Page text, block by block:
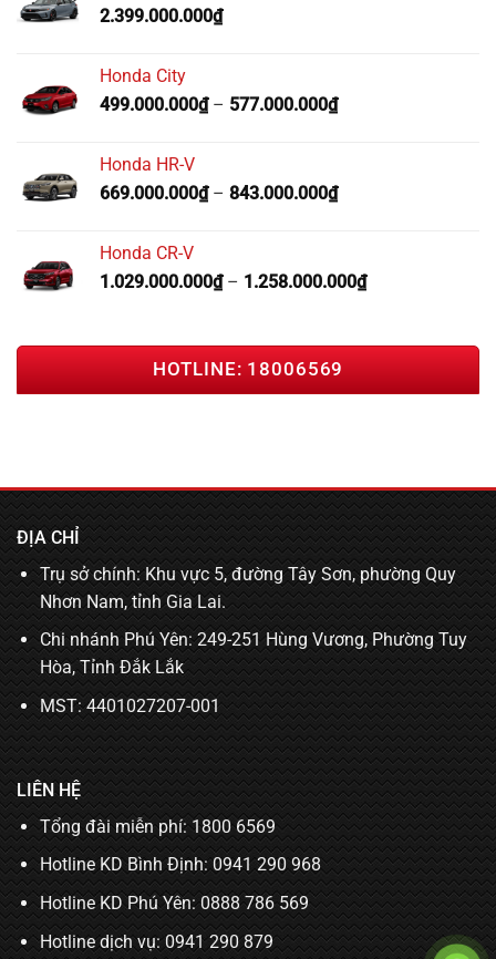
2.399.000.000₫
Honda City
499.000.000₫– 577.000.000₫
Honda HR-V
669.000.000₫– 843.000.000₫
Honda CR-V
1.029.000.000₫– 1.258.000.000₫
HOTLINE: 18006569
ĐỊA CHỈ
Trụ sở chính: Khu vực 5, đường Tây Sơn, phường Quy
Nhơn Nam, tỉnh Gia Lai.
Chi nhánh Phú Yên: 249-251 Hùng Vương, Phường Tuy
Hòa, Tỉnh Đắk Lắk
MST: 4401027207-001
LIÊN HỆ
Tổng đài miễn phí: 1800 6569
Hotline KD Bình Định:0941 290 968
Hotline KD Phú Yên:0888 786 569
Hotline dịch vụ: 0941 290 879